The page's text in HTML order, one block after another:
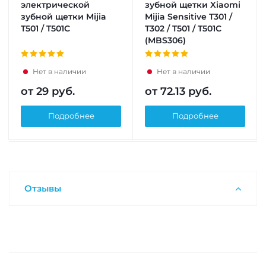
электрической
зубной щетки Mijia
T501 / T501C
Нет в наличии
от29 руб.
Подробнее
зубной щетки Xiaomi
Mijia Sensitive T301 /
T302 / T501 / T501C
(MBS306)
Нет в наличии
от72.13 руб.
Подробнее
Отзывы